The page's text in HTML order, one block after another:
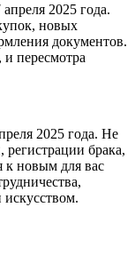
2025 года.
новых
документов.
и пересмотра
2025 года. Не
брака,
к новым для вас
искусством.